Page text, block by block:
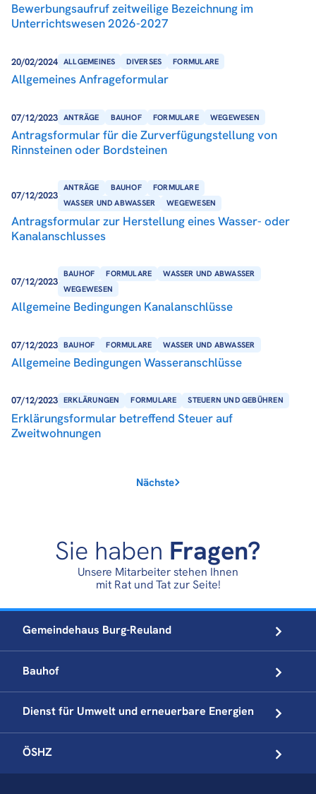
Bewerbungsaufruf zeitweilige Bezeichnung im
Unterrichtswesen 2026-2027
20/02/2024 ALLGEMEINES DIVERSES FORMULARE
Allgemeines Anfrageformular
07/12/2023 ANTRÄGE BAUHOF FORMULARE WEGEWESEN
Antragsformular für die Zurverfügungstellung von
Rinnsteinen oder Bordsteinen
07/12/2023
ANTRÄGE BAUHOF
FORMULARE
WASSER UND ABWASSER
WEGEWESEN
Antragsformular zur Herstellung eines Wasser- oder
Kanalanschlusses
07/12/2023
BAUHOF FORMULARE
WASSER UND ABWASSER
WEGEWESEN
Allgemeine Bedingungen Kanalanschlüsse
07/12/2023 BAUHOF FORMULARE WASSER UND ABWASSER
Allgemeine Bedingungen Wasseranschlüsse
07/12/2023 ERKLÄRUNGEN FORMULARE STEUERN UND GEBÜHREN
Erklärungsformular betreffend Steuer auf
Zweitwohnungen
Nächste
Sie haben Fragen?
Unsere Mitarbeiter stehen Ihnen
mit Rat und Tat zur Seite!
Gemeindehaus Burg-Reuland
Bauhof
Dienst für Umwelt underneuerbare Energien
ÖSHZ